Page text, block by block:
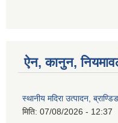
ऐन, कानुन,
स्थानीय मदिरा उत्पादन,
मिति: 07/08/2026 - 12:37